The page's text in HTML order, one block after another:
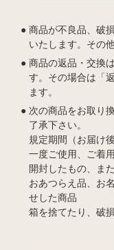
商品が不良品、破
いたします。その
商品の返品・交換
す。その場合は「
ます。
次の商品をお取り
了承下さい。
規定期間（お届け
一度ご使用、ご着
開封したもの、ま
おあつらえ品、お
せした商品
箱を捨てたり、破